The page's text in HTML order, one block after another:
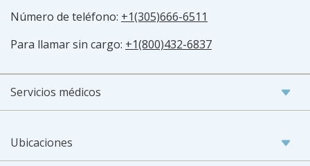
Número de teléfono: +1(305)666-6511
Para llamar sin cargo: +1(800)432-6837
Servicios médicos
Ubicaciones